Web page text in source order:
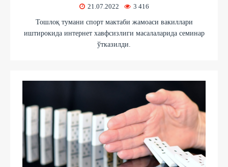
21.07.2022 3 416
Тошлоқ тумани спорт мактаби жамоаси вакиллари
иштирокида интернет хавфсизлиги масалаларида семинар
ўтказилди.